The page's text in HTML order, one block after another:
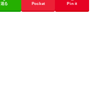
送る Pocket Pin it